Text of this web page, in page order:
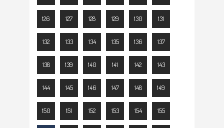
126 127 128 129 130 131
132 133 134 135 136 137
138 139 140 141 142 143
144 145 146 147 148 149
150 151 152 153 154 155